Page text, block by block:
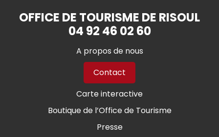
OFFICE DE TOURISME DE RISOUL
04 92 46 02 60
A propos de nous
Contact
Carte interactive
Boutique de l’Office de Tourisme
Presse